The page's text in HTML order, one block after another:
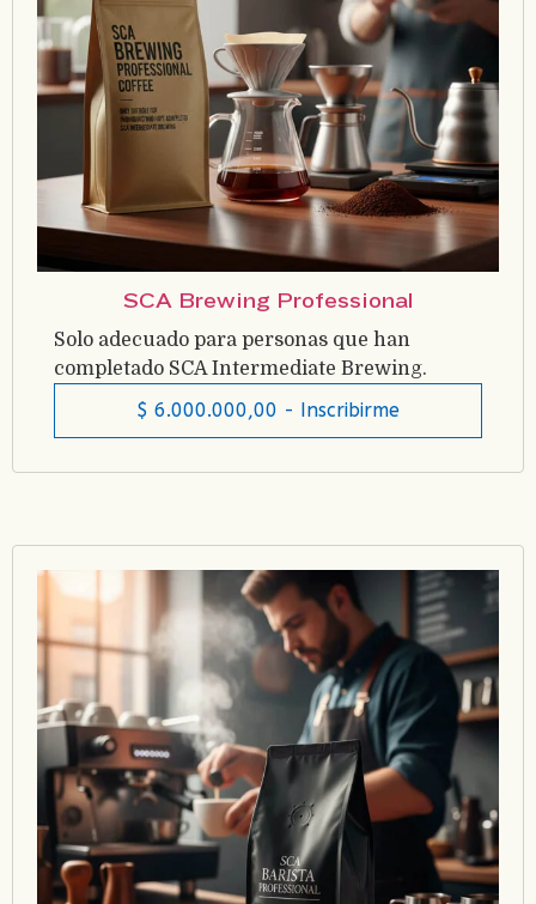
SCA Brewing Professional
Solo adecuado para personas que han
completado SCA Intermediate Brewing.
$ 6.000.000,00 - Inscribirme